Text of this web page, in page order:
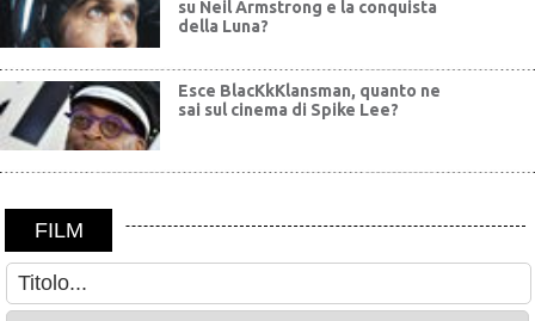
su Neil Armstrong e la conquista
della Luna?
Esce BlacKkKlansman, quanto ne
sai sul cinema di Spike Lee?